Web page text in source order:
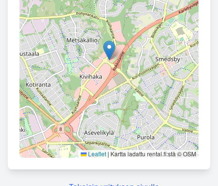
Leaflet | Kartta ladattu rental.fi:stä © OSM